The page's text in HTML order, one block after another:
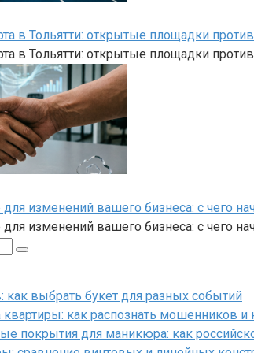
в Тольятти: открытые площадки
в Тольятти: открытые площадки
изменений вашего бизнеса: с чего
изменений вашего бизнеса: с чего
как выбрать букет для разных событий
как распознать мошенников и
покрытия для маникюра: как